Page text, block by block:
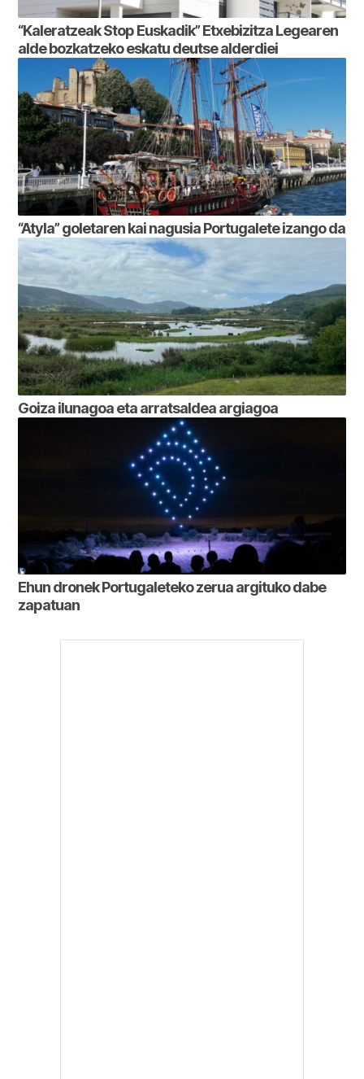
“Kaleratzeak Stop Euskadik” Etxebizitza Legearen
alde bozkatzeko eskatu deutse alderdiei
“Atyla” goletaren kai nagusia Portugalete izango da
Goiza ilunagoa eta arratsaldea argiagoa
Ehun dronek Portugaleteko zerua argituko dabe
zapatuan